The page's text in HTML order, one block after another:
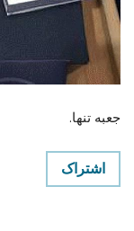
جعبه تنها.
اشتراک